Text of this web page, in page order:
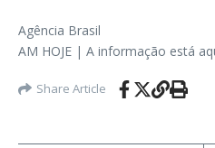
Agência Brasil
AM HOJE | A informação está
Share Article